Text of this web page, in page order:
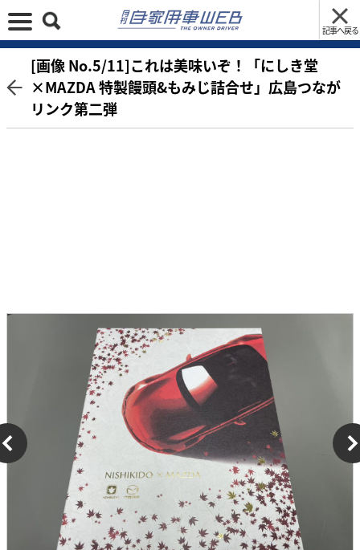
記事へ戻る
[画像 No.5/11]これは美味いぞ！「にしき堂
×MAZDA 特製饅頭&もみじ詰合せ」広島つなが
リンク第二弾